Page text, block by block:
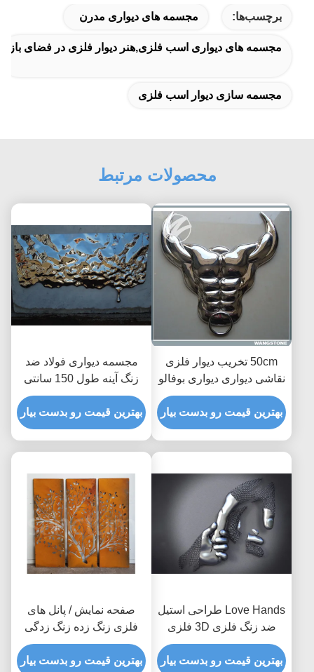
برچسب‌ها: مجسمه های دیواری مدرن
مجسمه های دیواری اسب فلزی,هنر دیوار فلزی در فضای باز
مجسمه سازی دیوار اسب فلزی
محصولات مرتبط
50cm تخریب دیوار فلزی
نقاشی دیواری دیواری بوفالو
هنر فولاد ضد زنگ
بهترین قیمت رو بدست بیار
مجسمه دیواری فولاد ضد
زنگ آینه طول 150 سانتی
متر 250 سانتی متر
بهترین قیمت رو بدست بیار
Love Hands طراحی استیل
ضد زنگ فلزی 3D فلزی
مجسمه پایان
بهترین قیمت رو بدست بیار
صفحه نمایش / پانل های
فلزی زنگ زده زنگ زدگی
فلزی در فضای باز قابل
اعتماد
بهترین قیمت رو بدست بیار